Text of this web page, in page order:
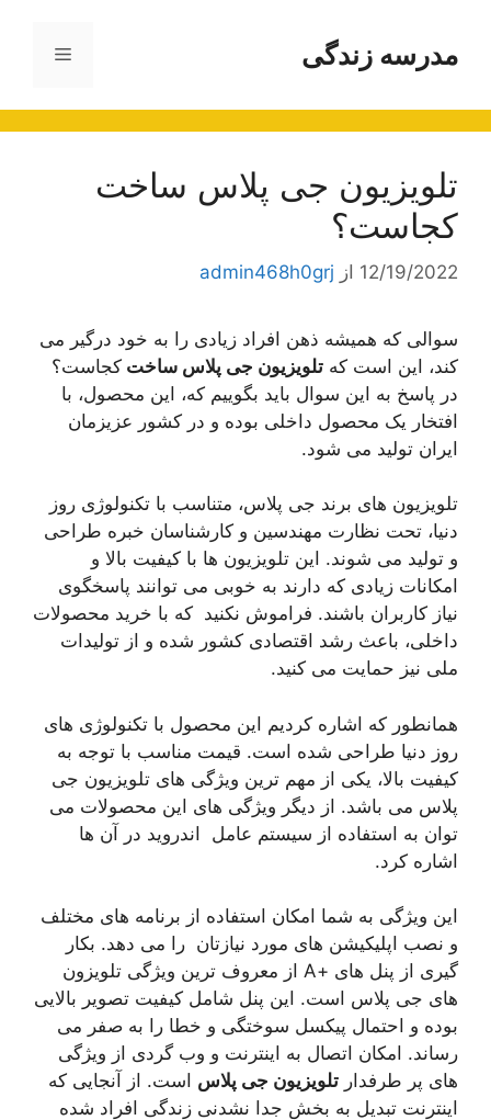
محتوامدرسه زندگی فهرست
تلویزیون جی پلاس ساخت
کجاست؟
12/19/2022 از admin468h0grj
سوالی که همیشه ذهن افراد زیادی را به خود درگیر می
کند، این است که تلویزیون جی پلاس ساخت کجاست؟
در پاسخ به این سوال باید بگوییم که، این محصول، با
افتخار یک محصول داخلی بوده و در کشور عزیزمان
ایران تولید می شود.
تلویزیون های برند جی پلاس، متناسب با تکنولوژی روز
دنیا، تحت نظارت مهندسین و کارشناسان خبره طراحی
و تولید می شوند. این تلویزیون ها با کیفیت بالا و
امکانات زیادی که دارند به خوبی می توانند پاسخگوی
نیاز کاربران باشند. فراموش نکنید که با خرید محصولات
داخلی، باعث رشد اقتصادی کشور شده و از تولیدات
ملی نیز حمایت می کنید.
همانطور که اشاره کردیم این محصول با تکنولوژی های
روز دنیا طراحی شده است. قیمت مناسب با توجه به
کیفیت بالا، یکی از مهم ترین ویژگی های تلویزیون جی
پلاس می باشد. از دیگر ویژگی های این محصولات می‌
توان به استفاده از سیستم عامل اندروید در آن ها
اشاره کرد.
این ویژگی به شما امکان استفاده از برنامه های مختلف
و نصب اپلیکیشن های مورد نیازتان را می دهد. بکار
گیری از پنل های +A از معروف ترین ویژگی تلویزون
های جی پلاس است. این پنل شامل کیفیت تصویر بالایی
بوده و احتمال پیکسل سوختگی و خطا را به صفر می
رساند. امکان اتصال به اینترنت و وب گردی از ویژگی
های پر طرفدار تلویزیون جی پلاس است. از آنجایی که
اینترنت تبدیل به بخش جدا نشدنی زندگی افراد شده